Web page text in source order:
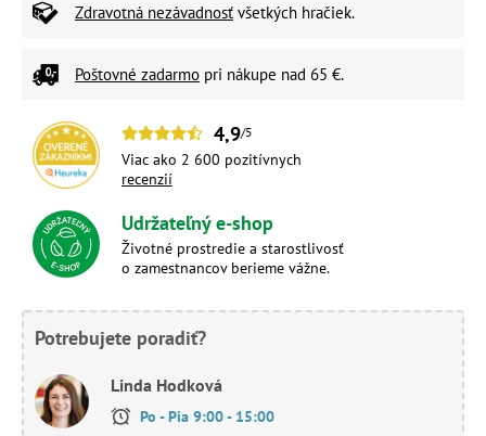
Zdravotná nezávadnosť všetkých hračiek.
Poštovné zadarmo pri nákupe nad 65 €.
4,9/5
Viac ako 2 600 pozitívnych
recenzií
Udržateľný e-shop
Životné prostredie a starostlivosť
o zamestnancov berieme vážne.
Potrebujete poradiť?
Linda Hodková
Po - Pia 9:00 - 15:00